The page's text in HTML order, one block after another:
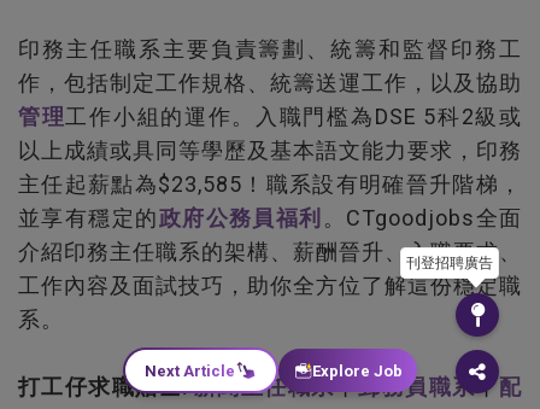
印務主任職系主要負責籌劃、統籌和監督印務工
作，包括制定工作規格、統籌送運工作，以及協助
管理工作小組的運作。入職門檻為DSE 5科2級或
以上成績或具同等學歷及基本語文能力要求，印務
主任起薪點為$23,585！職系設有明確晉升階梯，
並享有穩定的政府公務員福利 。CTgoodjobs全面
介紹印務主任職系的架構、薪酬晉升、入職要求、
工作內容及面試技巧，助你全方位了解這份穩定職
系。
打工仔求職貼士⁚新聞主任職系丨郵務員職系 丨配
刊登招聘廣告
Next Article Explore Job